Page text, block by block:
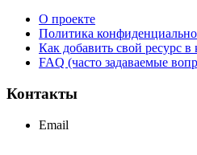
О проекте
Политика
Как добавить свой ресурс в
FAQ (часто задаваемые
Контакты
Email